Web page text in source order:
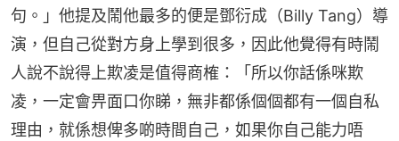
句。」他提及鬧他最多的便是鄧衍成（Billy Tang）導
演，但自己從對方身上學到很多，因此他覺得有時鬧
人說不說得上欺凌是值得商榷：「所以你話係咪欺
凌，一定會畀面口你睇，無非都係個個都有一個自私
理由，就係想俾多啲時間自己，如果你自己能力唔